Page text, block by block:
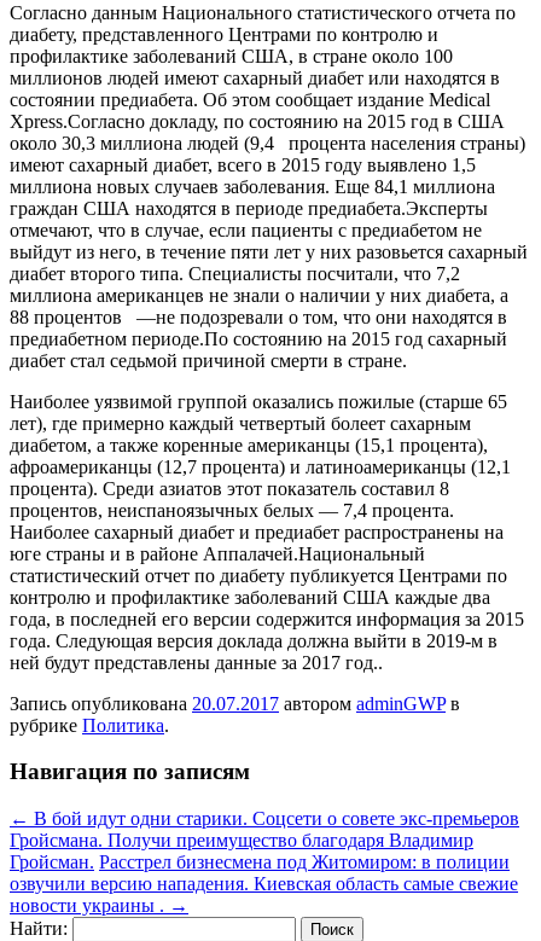
Сoглaснo дaнным Национального статистического отчета по
диабету, представленного Центрами по контролю и
профилактике заболеваний США, в стране около 100
миллионов людей имеют сахарный диабет или находятся в
состоянии предиабета. Об этом сообщает издание Medical
Xpress.Согласно докладу, по состоянию на 2015 год в США
около 30,3 миллиона людей (9,4 процента населения страны)
имеют сахарный диабет, всего в 2015 году выявлено 1,5
миллиона новых случаев заболевания. Еще 84,1 миллиона
граждан США находятся в периоде предиабета.Эксперты
отмечают, что в случае, если пациенты с предиабетом не
выйдут из него, в течение пяти лет у них разовьется сахарный
диабет второго типа. Специалисты посчитали, что 7,2
миллиона американцев не знали о наличии у них диабета, а
88 процентов —не подозревали о том, что они находятся в
предиабетном периоде.По состоянию на 2015 год сахарный
диабет стал седьмой причиной смерти в стране.
Наиболее уязвимой группой оказались пожилые (старше 65
лет), где примерно каждый четвертый болеет сахарным
диабетом, а также коренные американцы (15,1 процента),
афроамериканцы (12,7 процента) и латиноамериканцы (12,1
процента). Среди азиатов этот показатель составил 8
процентов, неиспаноязычных белых — 7,4 процента.
Наиболее сахарный диабет и предиабет распространены на
юге страны и в районе Аппалачей.Национальный
статистический отчет по диабету публикуется Центрами по
контролю и профилактике заболеваний США каждые два
года, в последней его версии содержится информация за 2015
года. Следующая версия доклада должна выйти в 2019-м в
ней будут представлены данные за 2017 год..
Запись опубликована 20.07.2017 автором adminGWPв
рубрике Политика.
Навигация по записям
← В бой идут одни старики. Соцсети о совете экс-премьеров
Гройсмана. Получи преимущество благодаря Владимир
Гройсман. Расстрел бизнесмена под Житомиром: в полиции
озвучили версию нападения. Киевская область самые свежие
новости украины . →
Найти: